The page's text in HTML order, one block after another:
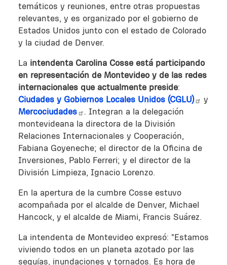
temáticos y reuniones, entre otras propuestas
relevantes, y es organizado por el gobierno de
Estados Unidos junto con el estado de Colorado
y la ciudad de Denver.
La intendenta Carolina Cosse está participando
en representación de Montevideo y de las redes
internacionales que actualmente preside:
Ciudades y Gobiernos Locales Unidos (CGLU)
y
Mercociudades
. Integran a la delegación
montevideana la directora de la División
Relaciones Internacionales y Cooperación,
Fabiana Goyeneche; el director de la Oficina de
Inversiones, Pablo Ferreri; y el director de la
División Limpieza, Ignacio Lorenzo.
En la apertura de la cumbre Cosse estuvo
acompañada por el alcalde de Denver, Michael
Hancock, y el alcalde de Miami, Francis Suárez.
La intendenta de Montevideo expresó: "Estamos
viviendo todos en un planeta azotado por las
sequías, inundaciones y tornados. Es hora de